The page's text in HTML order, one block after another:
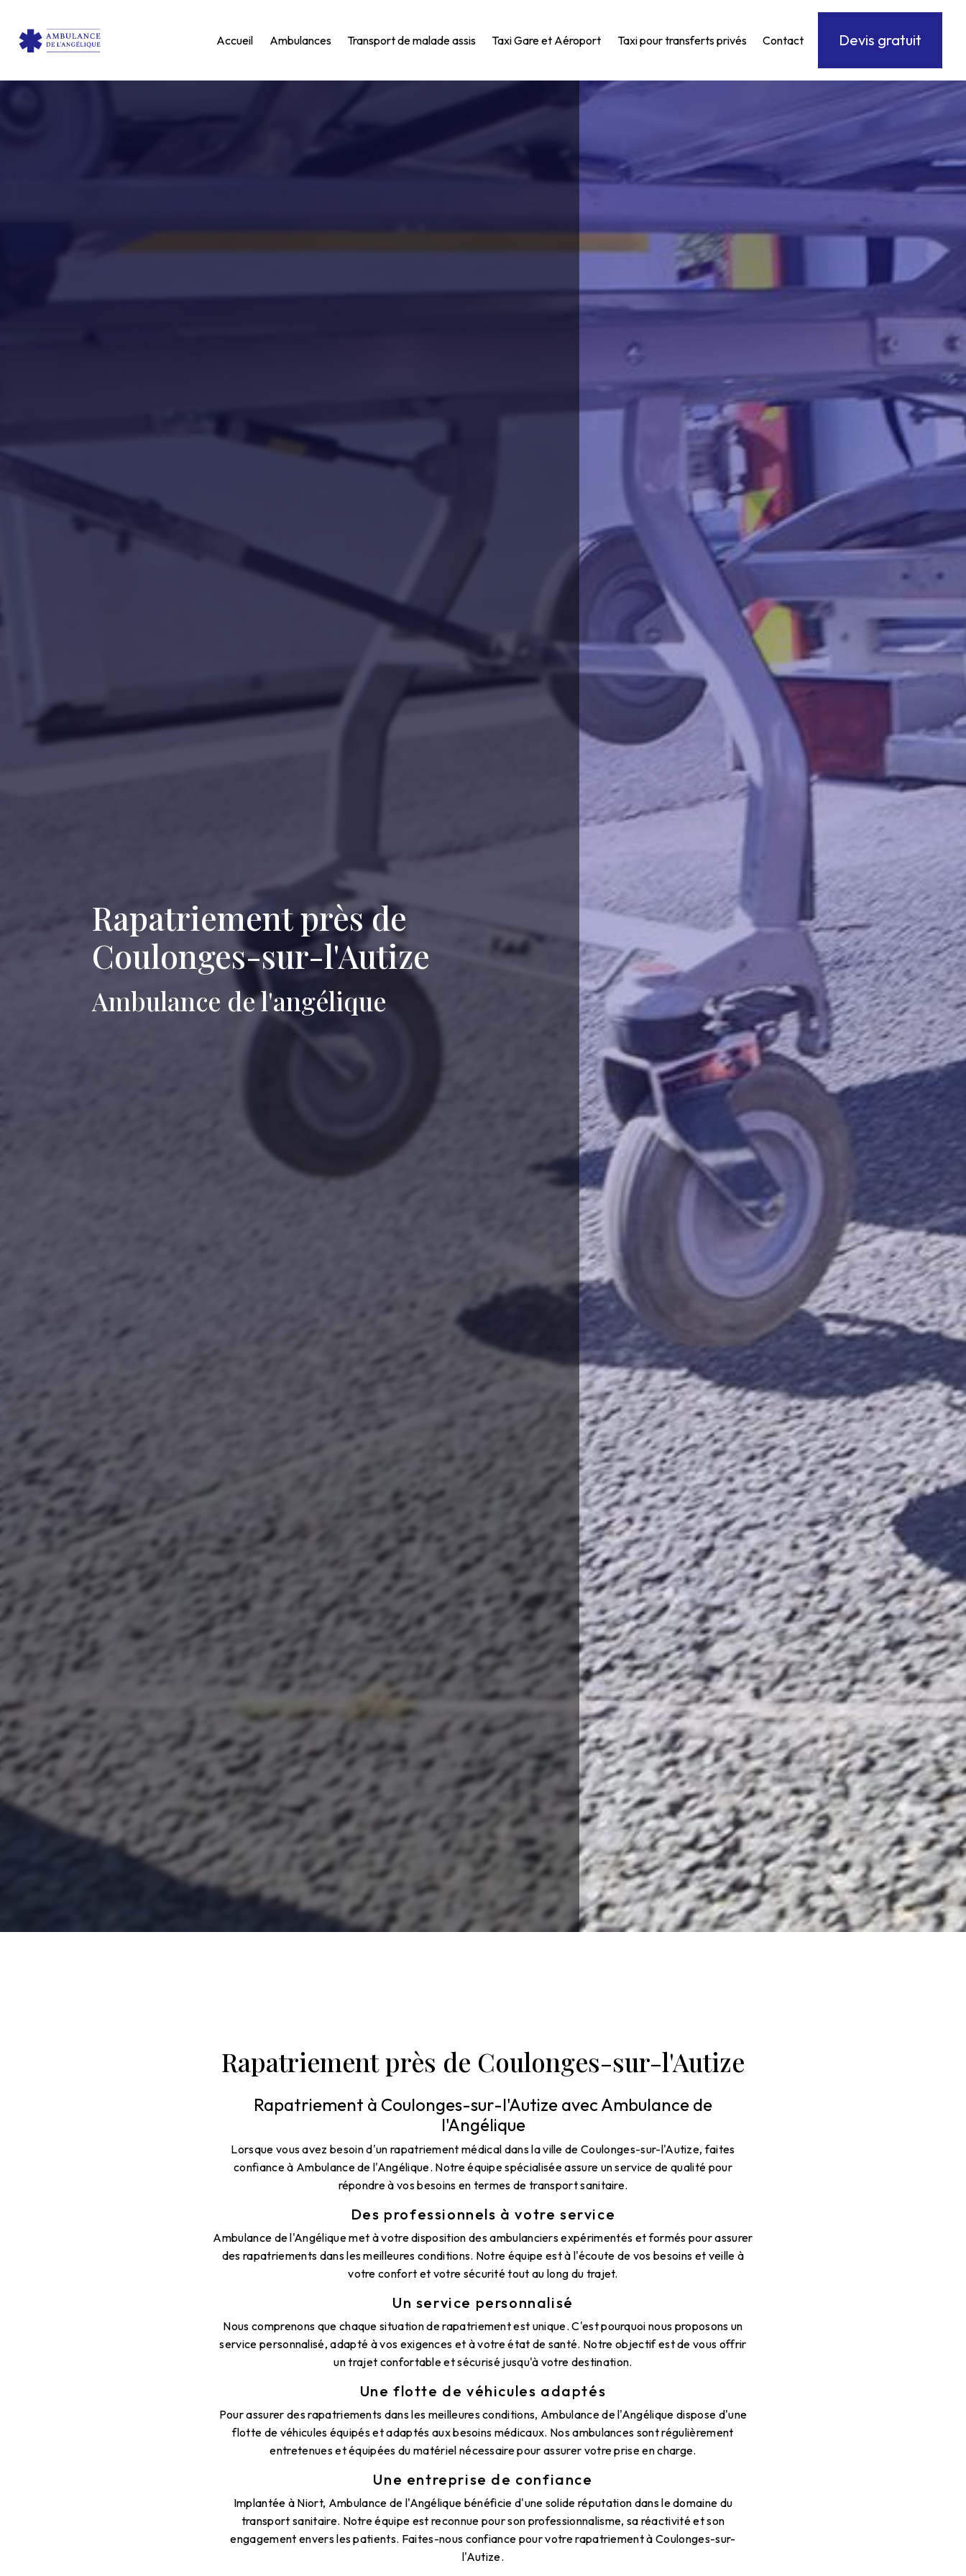
Accueil Ambulances Transport de malade assis Taxi Gare et Aéroport Taxi pour transferts privés Contact Devis gratuit
Rapatriement près de
Coulonges-sur-l'Autize
Ambulance de l'angélique
Rapatriement près de Coulonges-sur-l'Autize
Rapatriement à Coulonges-sur-l'Autize avec Ambulance de
l'Angélique
Lorsque vous avez besoin d'un rapatriement médical dans la ville de Coulonges-sur-l'Autize, faites
confiance à Ambulance de l'Angélique. Notre équipe spécialisée assure un service de qualité pour
répondre à vos besoins en termes de transport sanitaire.
Des professionnels à votre service
Ambulance de l'Angélique met à votre disposition des ambulanciers expérimentés et formés pour assurer
des rapatriements dans les meilleures conditions. Notre équipe est à l'écoute de vos besoins et veille à
votre confort et votre sécurité tout au long du trajet.
Un service personnalisé
Nous comprenons que chaque situation de rapatriement est unique. C'est pourquoi nous proposons un
service personnalisé, adapté à vos exigences et à votre état de santé. Notre objectif est de vous offrir
un trajet confortable et sécurisé jusqu'à votre destination.
Une flotte de véhicules adaptés
Pour assurer des rapatriements dans les meilleures conditions, Ambulance de l'Angélique dispose d'une
flotte de véhicules équipés et adaptés aux besoins médicaux. Nos ambulances sont régulièrement
entretenues et équipées du matériel nécessaire pour assurer votre prise en charge.
Une entreprise de confiance
Implantée à Niort, Ambulance de l'Angélique bénéficie d'une solide réputation dans le domaine du
transport sanitaire. Notre équipe est reconnue pour son professionnalisme, sa réactivité et son
engagement envers les patients. Faites-nous confiance pour votre rapatriement à Coulonges-sur-
l'Autize.